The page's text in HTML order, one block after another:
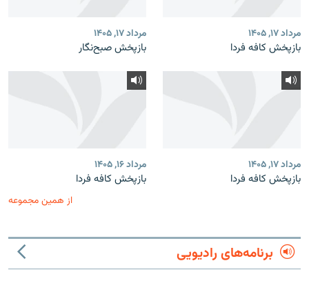
مرداد ۱۷, ۱۴۰۵
بازپخش کافه فردا
مرداد ۱۷, ۱۴۰۵
بازپخش صبح‌نگار
مرداد ۱۷, ۱۴۰۵
بازپخش کافه فردا
مرداد ۱۶, ۱۴۰۵
بازپخش کافه فردا
از همین مجموعه
برنامه‌های رادیویی